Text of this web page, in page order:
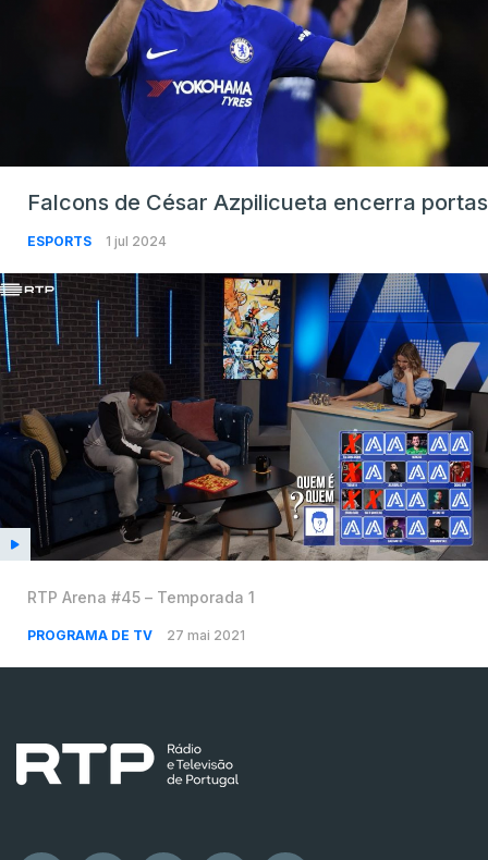
Falcons de César Azpilicueta encerra portas
ESPORTS 1 jul 2024
RTP Arena #45 – Temporada 1
PROGRAMA DE TV 27 mai 2021